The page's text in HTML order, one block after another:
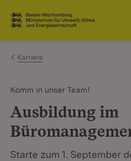
Zum Inhalt springen
Link zur Startseite
Karriere
Komm in unser Team!
Ausbildung im
Starte zum 1. September